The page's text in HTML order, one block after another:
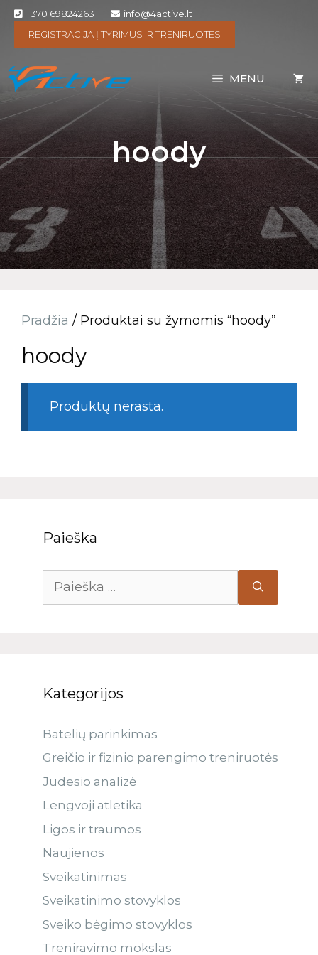
+370 69824263
info@4active.lt
REGISTRACIJA Į TYRIMUS IR TRENIRUOTES
MENU
hoody
Pradžia / Produktai su žymomis “hoody”
hoody
Produktų nerasta.
Paieška
Kategorijos
Batelių parinkimas
Greičio ir fizinio parengimo treniruotės
Judesio analizė
Lengvoji atletika
Ligos ir traumos
Naujienos
Sveikatinimas
Sveikatinimo stovyklos
Sveiko bėgimo stovyklos
Treniravimo mokslas